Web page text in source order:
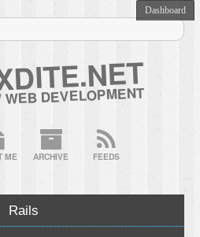
DEVELOPMENT
ME ARCHIVE FEEDS
Rails